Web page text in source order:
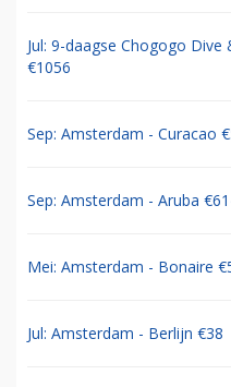
Jul: 9-daagse Chogogo Dive
€1056
Sep: Amsterdam - Curacao
Sep: Amsterdam - Aruba
Mei: Amsterdam - Bonaire
Jul: Amsterdam - Berlijn €38